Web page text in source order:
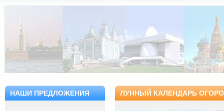
НАШИ ПРЕДЛОЖЕНИЯ ЛУННЫЙ КАЛЕНДАРЬ